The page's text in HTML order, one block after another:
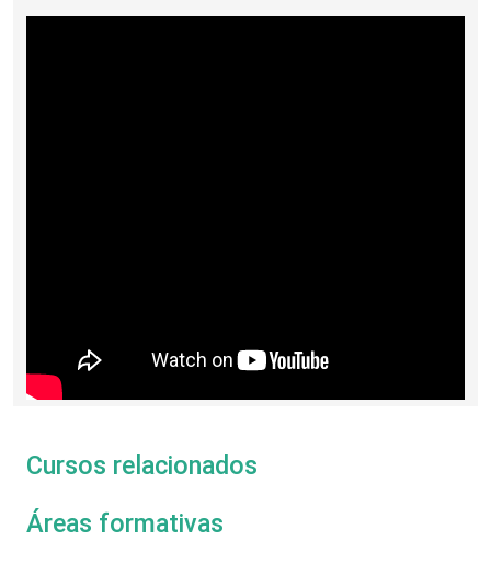
Cursos relacionados
Áreas formativas